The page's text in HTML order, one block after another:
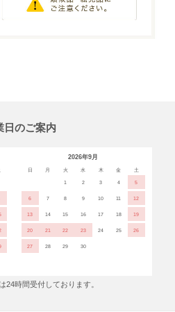
日のご案内
2026年9月
日 月 火 水 木 金 土
1 2 3 4 5
6 7 8 9 10 11 12
13 14 15 16 17 18 19
20 21 22 23 24 25 26
27 28 29 30
時間受付しております。